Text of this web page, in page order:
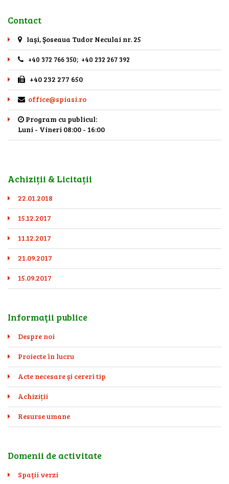
Contact
Iaşi, Şoseaua Tudor Neculai nr. 25
+40 372 766 350; +40 232 267 392
+40 232 277 650
office@spiasi.ro
Program cu publicul:
Luni - Vineri 08:00 - 16:00
Achiziții & Licitații
22.01.2018
15.12.2017
11.12.2017
21.09.2017
15.09.2017
Informaţii publice
Despre noi
Proiecte în lucru
Acte necesare şi cereri tip
Achiziții
Resurse umane
Domenii de activitate
Spaţii verzi